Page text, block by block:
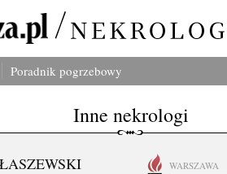
Poradnik pogrzebowy
Inne nekrologi
WARSZAWA